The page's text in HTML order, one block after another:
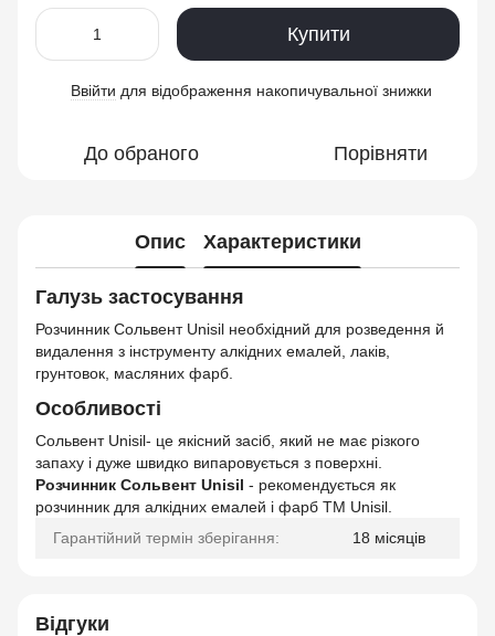
Купити
Ввійти для відображення накопичувальної знижки
До обраного Порівняти
Опис Характеристики
Галузь застосування
Розчинник Сольвент Unisil необхідний для розведення й
видалення з інструменту алкідних емалей, лаків,
грунтовок, масляних фарб.
Особливості
Сольвент Unisil- це якісний засіб, який не має різкого
запаху і дуже швидко випаровується з поверхні.
Розчинник Сольвент Unisil - рекомендується як
розчинник для алкідних емалей і фарб ТМ Unisil.
Гарантійний термін зберігання:
18 місяців
Відгуки